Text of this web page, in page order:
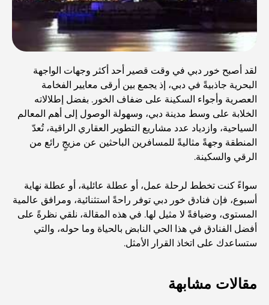
لقد أصبح خور دبي في وقت قصير أحد أكثر وجهات الواجهة
البحرية جاذبيةً في دبي، إذ يجمع بين أرقى معايير الفخامة
العصرية وأجواء السكينة على ضفاف الخور. بفضل إطلالاته
الخلابة على وسط مدينة دبي، وسهولة الوصول إلى أهم المعالم
السياحية، وازدياد عدد مشاريع التطوير العقاري الراقية، تُعدّ
المنطقة وجهةً مثاليةً للمسافرين الباحثين عن مزيجٍ رائع من
الرقي والسكينة.
سواءً كنت تخطط لرحلة عمل، أو عطلة عائلية، أو عطلة نهاية
أسبوع، فإن فنادق خور دبي توفر راحةً استثنائية، ومرافق عالمية
المستوى، وضيافةً لا مثيل لها. في هذه المقالة، نلقي نظرةً على
أفضل الفنادق في هذا الحي النابض بالحياة وما حوله، والتي
ستساعدك على اتخاذ القرار الأمثل.
مقالات مشابهة